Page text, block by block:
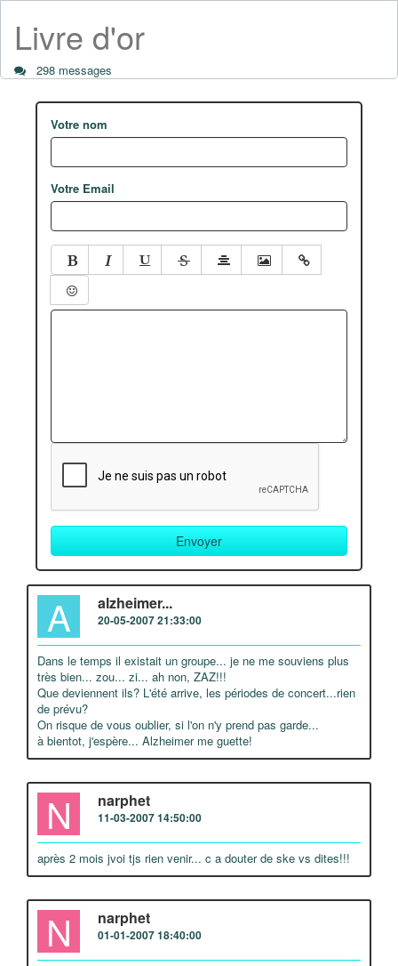
Livre d'or
298 messages
Votre nom
Votre Email
A alzheimer...
20-05-2007 21:33:00
Dans le temps il existait un groupe... je ne me souviens plus
très bien... zou... zi... ah non, ZAZ!!!
Que deviennent ils? L'été arrive, les périodes de concert...rien
de prévu?
On risque de vous oublier, si l'on n'y prend pas garde...
à bientot, j'espère... Alzheimer me guette!
N narphet
11-03-2007 14:50:00
après 2 mois jvoi tjs rien venir... c a douter de ske vs dites!!!
N narphet
01-01-2007 18:40:00